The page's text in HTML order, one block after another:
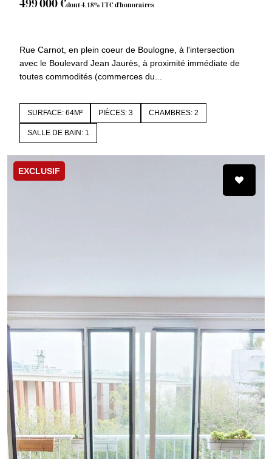
dont 4.18% TTC d'honoraires
Rue Carnot, en plein coeur de Boulogne, à l'intersection
avec le Boulevard Jean Jaurès, à proximité immédiate de
toutes commodités (commerces du...
SURFACE: 64M² PIÈCES: 3 CHAMBRES: 2
SALLE DE BAIN: 1
EXCLUSIF